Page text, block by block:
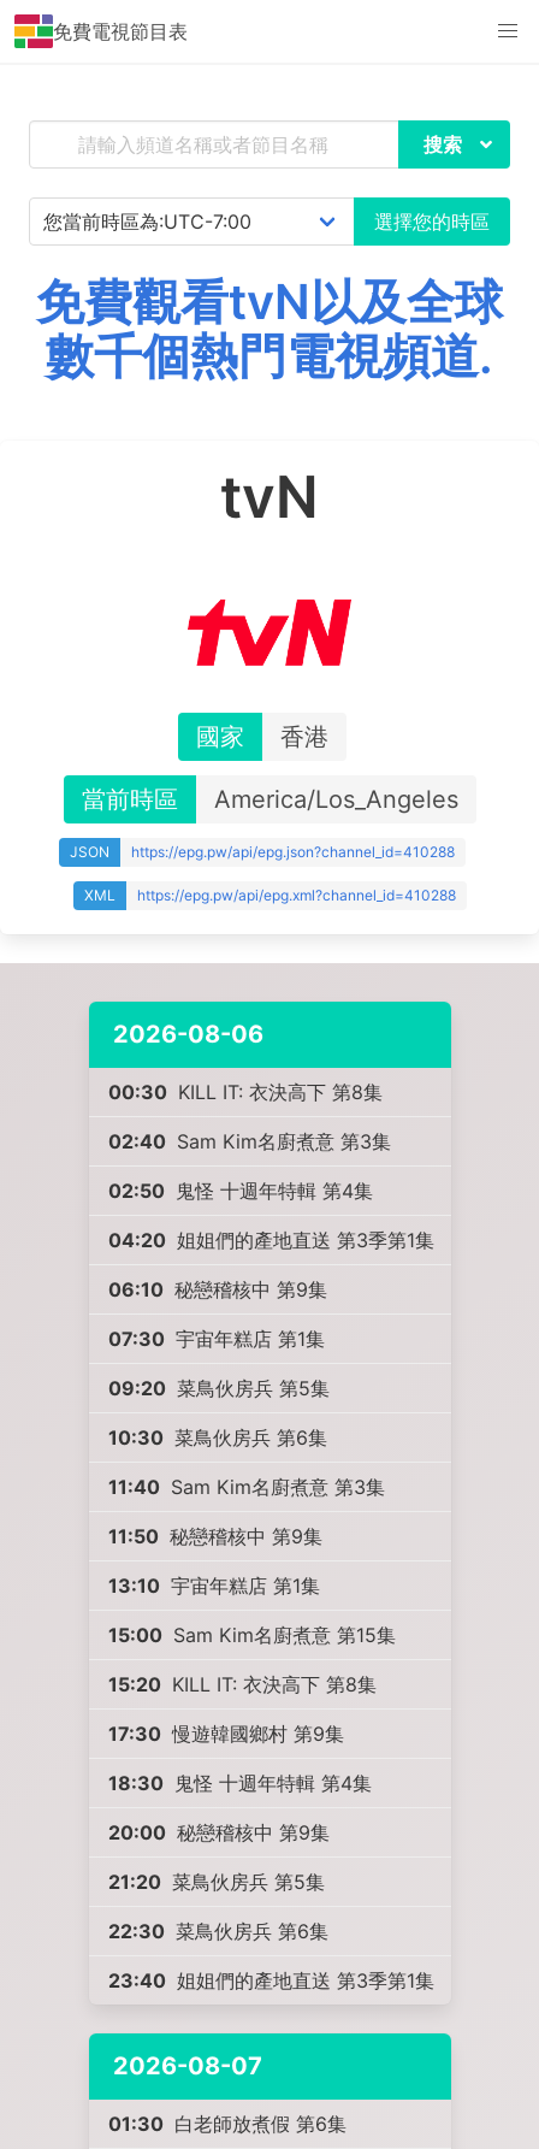
免費電視節目表
搜索
選擇您的時區
免費觀看tvN以及全球
數千個熱門電視頻道.
tvN
國家 香港
當前時區 America/Los_Angeles
JSON https://epg.pw/api/epg.json?channel_id=410288
XML https://epg.pw/api/epg.xml?channel_id=410288
2026-08-06
00:30 KILL IT: 衣決高下 第8集
02:40 Sam Kim名廚煮意 第3集
02:50 鬼怪 十週年特輯 第4集
04:20 姐姐們的產地直送 第3季第1集
06:10 秘戀稽核中 第9集
07:30 宇宙年糕店 第1集
09:20 菜鳥伙房兵 第5集
10:30 菜鳥伙房兵 第6集
11:40 Sam Kim名廚煮意 第3集
11:50 秘戀稽核中 第9集
13:10 宇宙年糕店 第1集
15:00 Sam Kim名廚煮意 第15集
15:20 KILL IT: 衣決高下 第8集
17:30 慢遊韓國鄉村 第9集
18:30 鬼怪 十週年特輯 第4集
20:00 秘戀稽核中 第9集
21:20 菜鳥伙房兵 第5集
22:30 菜鳥伙房兵 第6集
23:40 姐姐們的產地直送 第3季第1集
2026-08-07
01:30 白老師放煮假 第6集